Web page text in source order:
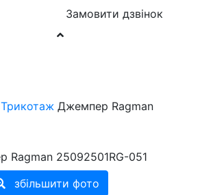
Замовити дзвінок
Трикотаж Джемпер Ragman
збільшити фото